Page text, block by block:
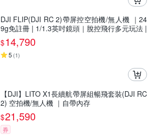
DJI FLIP(DJI RC 2)帶屏控空拍機/無人機 ｜24
9g免註冊 | 1/1.3英吋鏡頭｜脫控飛行多元玩法 |
全包可折疊槳保設計
$14,790
5 (1)
【DJI】LITO X1長續航帶屏組暢飛套裝(DJI RC
2) 空拍機/無人機 ｜自帶內存
$21,590
券